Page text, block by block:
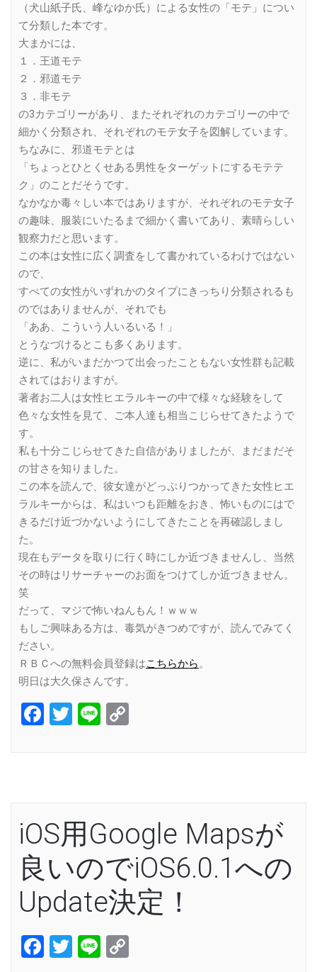
（犬山紙子氏、峰なゆか氏）による女性の「モテ」につい
て分類した本です。
大まかには、
１．王道モテ
２．邪道モテ
３．非モテ
の3カテゴリーがあり、またそれぞれのカテゴリーの中で
細かく分類され、それぞれのモテ女子を図解しています。
ちなみに、邪道モテとは
「ちょっとひとくせある男性をターゲットにするモテテ
ク」のことだそうです。
なかなか毒々しい本ではありますが、それぞれのモテ女子
の趣味、服装にいたるまで細かく書いてあり、素晴らしい
観察力だと思います。
この本は女性に広く調査をして書かれているわけではない
ので、
すべての女性がいずれかのタイプにきっちり分類されるも
のではありませんが、それでも
「ああ、こういう人いるいる！」
とうなづけるとこも多くあります。
逆に、私がいまだかつて出会ったこともない女性群も記載
されてはおりますが。
著者お二人は女性ヒエラルキーの中で様々な経験をして
色々な女性を見て、ご本人達も相当こじらせてきたようで
す。
私も十分こじらせてきた自信がありましたが、まだまだそ
の甘さを知りました。
この本を読んで、彼女達がどっぷりつかってきた女性ヒエ
ラルキーからは、私はいつも距離をおき、怖いものにはで
きるだけ近づかないようにしてきたことを再確認しまし
た。
現在もデータを取りに行く時にしか近づきませんし、当然
その時はリサーチャーのお面をつけてしか近づきません。
笑
だって、マジで怖いねんもん！ｗｗｗ
もしご興味ある方は、毒気がきつめですが、読んでみてく
ださい。
ＲＢＣへの無料会員登録はこちらから。
明日は大久保さんです。
Facebook
Twitter
Line
iOS用Google Mapsが
良いのでiOS6.0.1への
Update決定！
Facebook
Twitter
Line